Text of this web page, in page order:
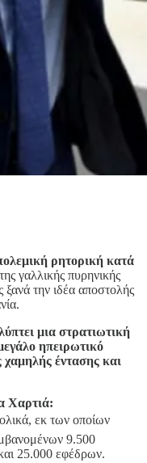
ρητορική κατά
γαλλικής πυρηνικής
την ιδέα αποστολής
μια στρατιωτική
ηπειρωτικό
έντασης και
Χαρτιά:
εκ των οποίων
9.500
25.000 εφέδρων.